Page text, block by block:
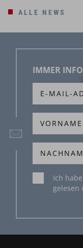
ALLE NEWS
IMMER
Ich
gelesen